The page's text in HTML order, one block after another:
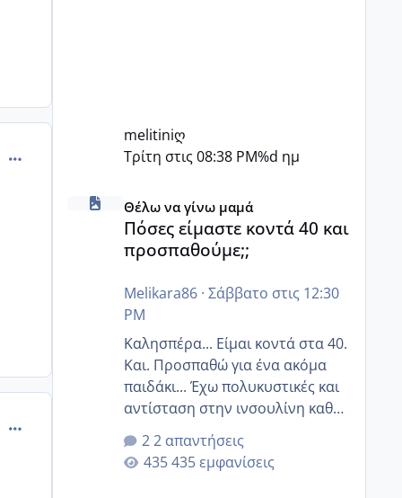
comment_902295
comment_902299
melitiniღ
Τρίτη στις 08:38 PM%d ημ
Πόσες είμαστε κοντά 40 και προσπαθούμε;;
Θέλω να γίνω μαμά
Πόσες είμαστε κοντά 40 και
προσπαθούμε;;
Melikara86· Σάββατο στις 12:30
PM
Καλησπέρα... Είμαι κοντά στα 40.
Και. Προσπαθώ για ένα ακόμα
παιδάκι... Έχω πολυκυστικές και
αντίσταση στην ινσουλίνη καθώς
και χάσιμοτο! Έχω λίγα κιλά
παραπάνω και όσο κ αν
προσπαθώ δεν χάνω εύκολα!
2 απαντήσεις
435 εμφανίσεις